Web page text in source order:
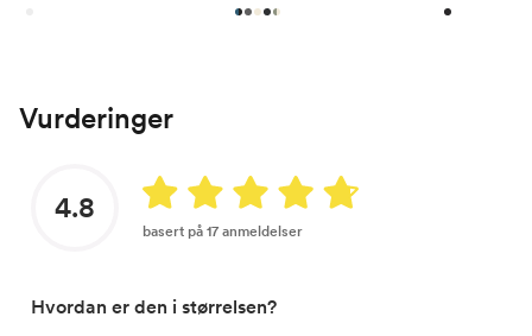
Vurderinger
4.8
basert på 17 anmeldelser
Hvordan er den i størrelsen?